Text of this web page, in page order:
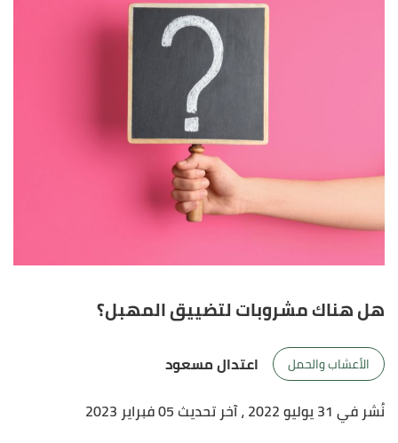
هل هناك مشروبات لتضييق المهبل؟
الأعشاب والحمل
اعتدال مسعود
نُشر في 31 يوليو 2022
، آخر تحديث 05 فبراير 2023